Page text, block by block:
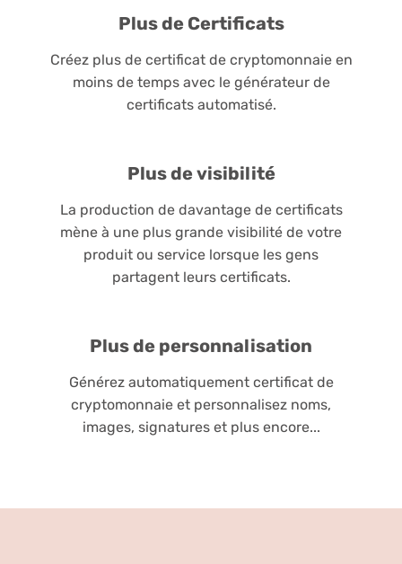
Plus de Certificats
Créez plus de certificat de cryptomonnaie en
moins de temps avec le générateur de
certificats automatisé.
Plus de visibilité
La production de davantage de certificats
mène à une plus grande visibilité de votre
produit ou service lorsque les gens
partagent leurs certificats.
Plus de personnalisation
Générez automatiquement certificat de
cryptomonnaie et personnalisez noms,
images, signatures et plus encore...